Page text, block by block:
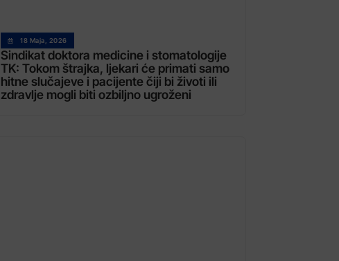
18 Maja, 2026
Sindikat doktora medicine i stomatologije
TK: Tokom štrajka, ljekari će primati samo
hitne slučajeve i pacijente čiji bi životi ili
zdravlje mogli biti ozbiljno ugroženi